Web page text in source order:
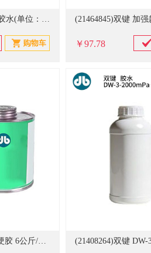
(21425383)双键 450ml 速溶 胶水(单位：瓶)
￥97.78
(21413270)双键 经济款黑色硬胶 6公斤/组 胶水(单位：组)